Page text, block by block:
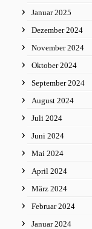
Januar 2025
Dezember 2024
November 2024
Oktober 2024
September 2024
August 2024
Juli 2024
Juni 2024
Mai 2024
April 2024
März 2024
Februar 2024
Januar 2024